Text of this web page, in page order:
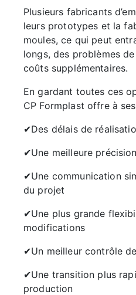
Plusieurs fabricants
leurs prototypes et la
moules, ce qui peut
longs, des problèmes
coûts supplémentaires.
En gardant toutes ces
CP Formplast offre à
✔Des délais de
✔Une meilleure
✔Une communication
du projet
✔Une plus grande
modifications
✔Un meilleur contrôle
✔Une transition plus
production